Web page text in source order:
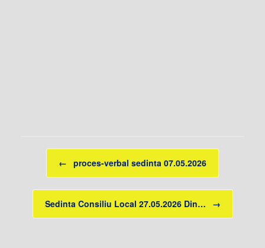
Post navigation
← proces-verbal sedinta 07.05.2026
Sedinta Consiliu Local 27.05.2026 Din… →